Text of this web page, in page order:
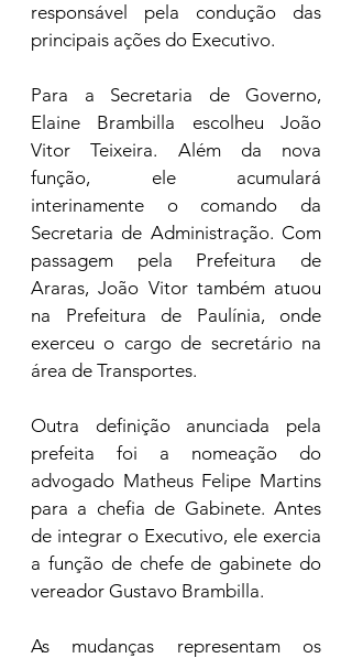
responsável pela condução das
principais ações do Executivo.
Para a Secretaria de Governo,
Elaine Brambilla escolheu João
Vitor Teixeira. Além da nova
função, ele acumulará
interinamente o comando da
Secretaria de Administração. Com
passagem pela Prefeitura de
Araras, João Vitor também atuou
na Prefeitura de Paulínia, onde
exerceu o cargo de secretário na
área de Transportes.
Outra definição anunciada pela
prefeita foi a nomeação do
advogado Matheus Felipe Martins
para a chefia de Gabinete. Antes
de integrar o Executivo, ele exercia
a função de chefe de gabinete do
vereador Gustavo Brambilla.
As mudanças representam os